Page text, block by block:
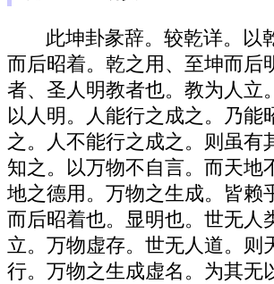
此坤卦彖辞。较乾详。以
而后昭着。乾之用、至坤而后
者、圣人明教者也。教为人立
以人明。人能行之成之。乃能
之。人不能行之成之。则虽有
知之。以万物不自言。而天地
地之德用。万物之生成。皆赖
而后昭着也。显明也。世无人
立。万物虚存。世无人道。则
行。万物之生成虚名。为其无